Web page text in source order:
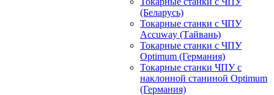
(Беларусь)
Токарные станки с ЧПУ
Accuway (Тайвань)
Токарные станки с ЧПУ
Optimum (Германия)
Токарные станки ЧПУ с
наклонной станиной Optimum
(Германия)